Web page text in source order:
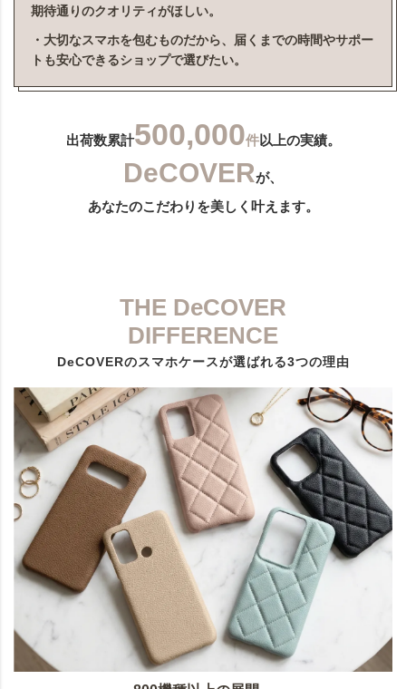
期待通りのクオリティがほしい。
・大切なスマホを包むものだから、届くまでの時間やサポー
トも安心できるショップで選びたい。
出荷数累計500,000件以上の実績。
DeCOVERが、
あなたのこだわりを美しく叶えます。
THE DeCOVER
DIFFERENCE
DeCOVERのスマホケースが選ばれる3つの理由